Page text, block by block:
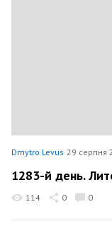
Dmytro Levus 29 серпня
1283-й день.
114 0 0